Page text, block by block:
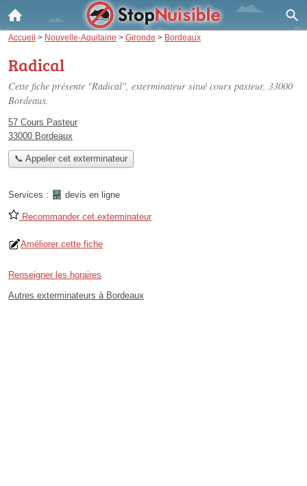
Accueil > Nouvelle-Aquitaine > Gironde > Bordeaux
Radical
Cette fiche présente "Radical", exterminateur situé cours pasteur, 33000
Bordeaux.
57 Cours Pasteur
33000 Bordeaux
📞 Appeler cet exterminateur
Services : devis en ligne
Recommander cet exterminateur
Améliorer cette fiche
Renseigner les horaires
Autres exterminateurs à Bordeaux